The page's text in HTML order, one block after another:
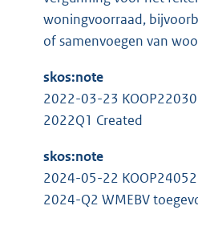
woningvoorraad,
of samenvoegen van
skos:note
2022-03-23
2022Q1 Created
skos:note
2024-05-22
2024-Q2 WMEBV